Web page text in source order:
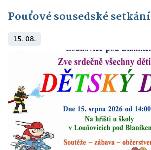
Pouťové sousedské setkání
15. 08.